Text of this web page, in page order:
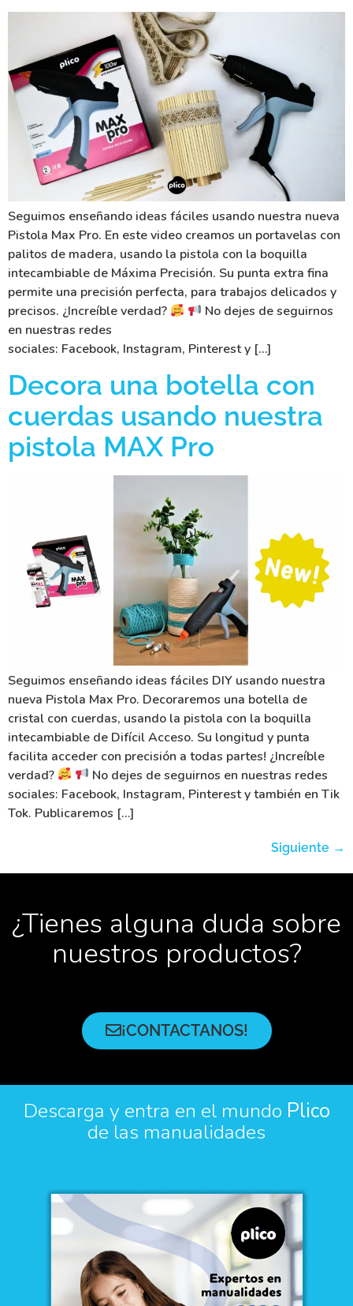
Seguimos enseñando ideas fáciles usando nuestra nueva
Pistola Max Pro. En este video creamos un portavelas con
palitos de madera, usando la pistola con la boquilla
intecambiable de Máxima Precisión. Su punta extra fina
permite una precisión perfecta, para trabajos delicados y
precisos. ¿Increíble verdad?
No dejes de seguirnos
en nuestras redes
sociales: Facebook, Instagram, Pinterest y […]
Decora una botella con
cuerdas usando nuestra
pistola MAX Pro
Seguimos enseñando ideas fáciles DIY usando nuestra
nueva Pistola Max Pro. Decoraremos una botella de
cristal con cuerdas, usando la pistola con la boquilla
intecambiable de Difícil Acceso. Su longitud y punta
facilita acceder con precisión a todas partes! ¿Increíble
verdad?
No dejes de seguirnos en nuestras redes
sociales: Facebook, Instagram, Pinterest y también en Tik
Tok. Publicaremos […]
Siguiente →
¿Tienes alguna duda sobre
nuestros productos?
¡CONTACTANOS!
Descarga y entra en el mundo Plico
de las manualidades